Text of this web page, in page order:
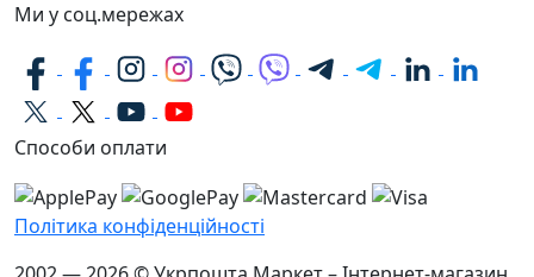
Ми у соц.мережах
Способи оплати
Політика конфіденційності